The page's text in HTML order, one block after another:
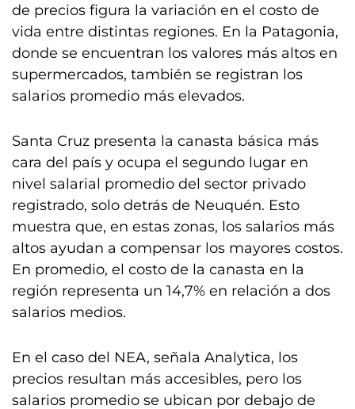
de precios figura la variación en el costo de
vida entre distintas regiones. En la Patagonia,
donde se encuentran los valores más altos en
supermercados, también se registran los
salarios promedio más elevados.
Santa Cruz presenta la canasta básica más
cara del país y ocupa el segundo lugar en
nivel salarial promedio del sector privado
registrado, solo detrás de Neuquén. Esto
muestra que, en estas zonas, los salarios más
altos ayudan a compensar los mayores costos.
En promedio, el costo de la canasta en la
región representa un 14,7% en relación a dos
salarios medios.
En el caso del NEA, señala Analytica, los
precios resultan más accesibles, pero los
salarios promedio se ubican por debajo de